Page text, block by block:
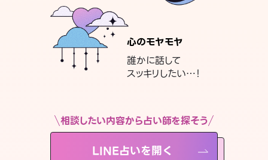
心のモヤモヤ
誰かに話して
スッキリしたい…！
相談したい内容から占い師を探そう
LINE占いを開く